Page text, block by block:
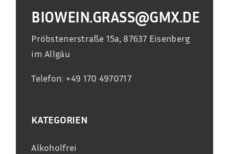
BIOWEIN.GRASS@GMX.DE
Pröbstenerstraße 15a, 87637 Eisenberg
im Allgäu
Telefon: +49 170 4970717
KATEGORIEN
Alkoholfrei